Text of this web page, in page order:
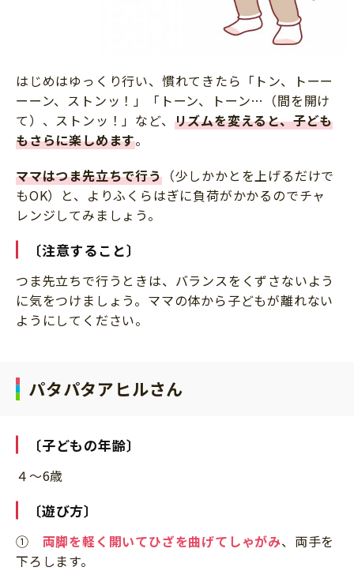
はじめはゆっくり行い、慣れてきたら「トン、トーー
ーーン、ストンッ！」「トーン、トーン…（間を開け
て）、ストンッ！」など、 リズムを変えると、子ども
もさらに楽しめます。
ママはつま先立ちで行う（少しかかとを上げるだけで
もOK）と、よりふくらはぎに負荷がかかるのでチャ
レンジしてみましょう。
〔注意すること〕
つま先立ちで行うときは、バランスをくずさないよう
に気をつけましょう。ママの体から子どもが離れない
ようにしてください。
パタパタアヒルさん
〔子どもの年齢〕
４～6歳
〔遊び方〕
① 両脚を軽く開いてひざを曲げてしゃがみ、両手を
下ろします。